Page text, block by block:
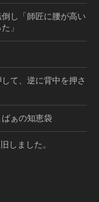
し「師匠に腰が高い
」
て、逆に背中を押さ
ぁの知恵袋
しました。